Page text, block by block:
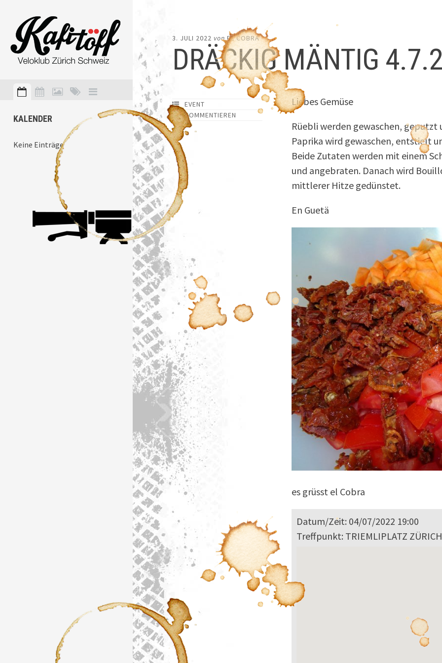
KALENDER
Keine Einträge
3. JULI 2022 vonEL COBRA
DRÄCKIG MÄNTIG
EVENT
KOMMENTIEREN
Liebes Gemüse
Rüebli werden gewaschen,
Paprika wird gewaschen, entstielt
Beide Zutaten werden mit einem
und angebraten. Danach wird
mittlerer Hitze gedünstet.
En Guetä
es grüsst el Cobra
Datum/Zeit: 04/07/2022 19:00
Treffpunkt: TRIEMLIPLATZ